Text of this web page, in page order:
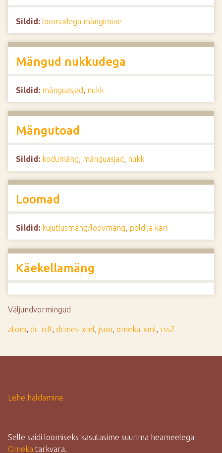
Sildid: loomadega mängimine
Mängud nukkudega
Sildid: mänguasjad, nukk
Mängutoad
Sildid: kodumäng, mänguasjad, nukk
Loomad
Sildid: kujutlusmäng/loovmäng, põld ja kari
Käekellamäng
Väljundvormingud
atom, dc-rdf, dcmes-xml, json, omeka-xml, rss2
Lehe haldamine
Selle saidi loomiseks kasutasime suurima heameelega
Omeka tarkvara.